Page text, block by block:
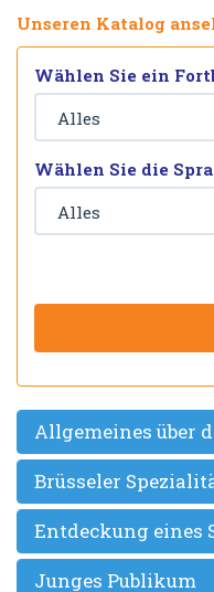
Unseren Katalog
Wählen Sie ein
Wählen Sie die
Allgemeines über
Brüsseler
Entdeckung eines
Junges Publikum